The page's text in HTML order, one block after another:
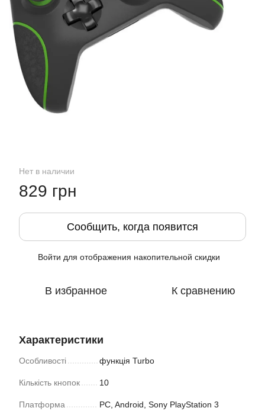
Нет в наличии
829 грн
Сообщить, когда появится
Войти для отображения накопительной скидки
В избранное К сравнению
Характеристики
Особливості функція Turbo
Кількість кнопок 10
Платформа PC, Android, Sony PlayStation 3